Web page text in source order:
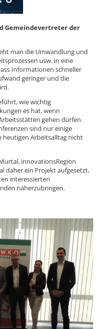
Gemeindevertreter der
man die Umwandlung und
usw. in eine
Informationen schneller
geringer und die
wie wichtig
es hat, wenn
gehen dürfen.
sind nur einige
heutigen Arbeitsalltag nicht
innovationsRegion
daher ein Projekt aufgesetzt,
interessierten
näherzubringen.